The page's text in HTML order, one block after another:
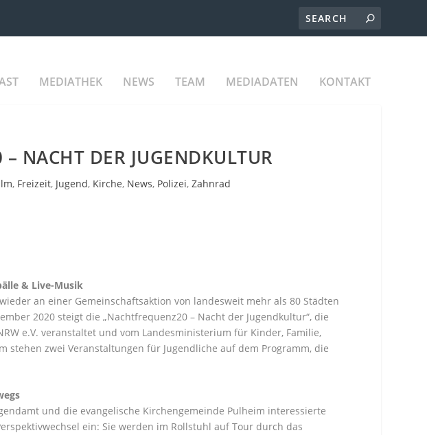
MEDIATHEK NEWS TEAM MEDIADATEN KONTAKT
NACHT DER JUGENDKULTUR
, Freizeit, Jugend, Kirche, News, Polizei, Zahnrad
& Live-Musik
an einer Gemeinschaftsaktion von landesweit mehr als 80 Städten
2020 steigt die „Nachtfrequenz20 – Nacht der Jugendkultur“, die
e.V. veranstaltet und vom Landesministerium für Kinder, Familie,
zwei Veranstaltungen für Jugendliche auf dem Programm, die
und die evangelische Kirchengemeinde Pulheim interessierte
ein: Sie werden im Rollstuhl auf Tour durch das